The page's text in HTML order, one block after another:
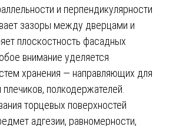
и перпендикулярности
зазоры между дверцами и
плоскостность фасадных
внимание уделяется
хранения — направляющих для
полкодержателей.
торцевых поверхностей
адгезии, равномерности,